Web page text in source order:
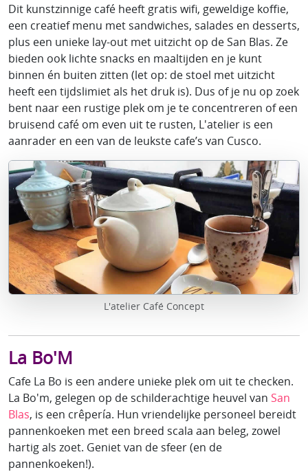
Dit kunstzinnige café heeft gratis wifi, geweldige koffie,
een creatief menu met sandwiches, salades en desserts,
plus een unieke lay-out met uitzicht op de San Blas. Ze
bieden ook lichte snacks en maaltijden en je kunt
binnen én buiten zitten (let op: de stoel met uitzicht
heeft een tijdslimiet als het druk is). Dus of je nu op zoek
bent naar een rustige plek om je te concentreren of een
bruisend café om even uit te rusten, L'atelier is een
aanrader en een van de leukste cafe’s van Cusco.
L'atelier Café Concept
La Bo'M
Cafe La Bo is een andere unieke plek om uit te checken.
La Bo'm, gelegen op de schilderachtige heuvel van San
Blas, is een crêpería. Hun vriendelijke personeel bereidt
pannenkoeken met een breed scala aan beleg, zowel
hartig als zoet. Geniet van de sfeer (en de
pannenkoeken!).